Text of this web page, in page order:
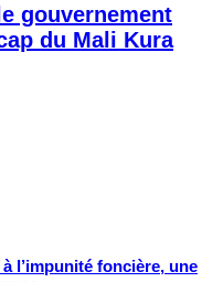
gouvernement
du Mali Kura
l’impunité foncière, une